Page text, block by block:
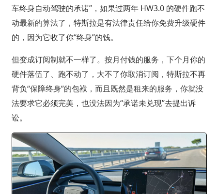
车终身自动驾驶的承诺”，如果过两年 HW3.0 的硬件跑不
动最新的算法了，特斯拉是有法律责任给你免费升级硬件
的，因为它收了你“终身”的钱。
但变成订阅制就不一样了。按月付钱的服务，下个月你的
硬件落伍了、跑不动了，大不了你取消订阅，特斯拉不再
背负“保障终身”的包袱，而且既然是租来的服务，你就没
法要求它必须完美，也没法因为“承诺未兑现”去提出诉
讼。